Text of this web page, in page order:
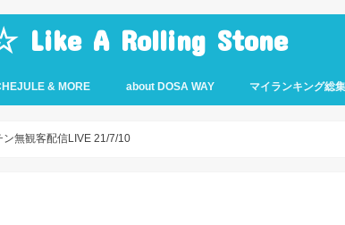
Like A Rolling Stone
& MORE about DOSA WAY マイランキング総
ン無観客配信LIVE 21/7/10